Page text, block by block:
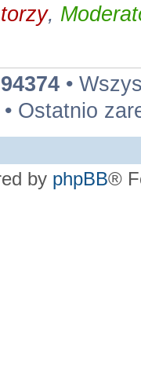
,
94374 •
• Ostatnio
by phpBB®